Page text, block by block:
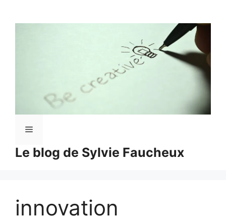
Le blog de Sylvie Faucheux
Menu
innovation